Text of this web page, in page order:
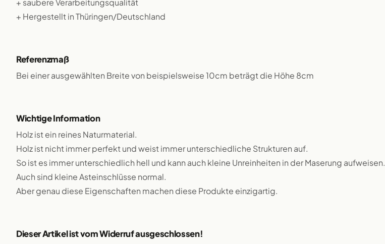
+ saubere Verarbeitungsqualität
+ Hergestellt in Thüringen/Deutschland
Referenzmaß
Bei einer ausgewählten Breite von beispielsweise 10cm beträgt die Höhe 8cm
Wichtige Information
Holz ist ein reines Naturmaterial.
Holz ist nicht immer perfekt und weist immer unterschiedliche Strukturen auf.
So ist es immer unterschiedlich hell und kann auch kleine Unreinheiten in der Maserung aufweisen.
Auch sind kleine Asteinschlüsse normal.
Aber genau diese Eigenschaften machen diese Produkte einzigartig.
Dieser Artikel ist vom Widerruf ausgeschlossen!